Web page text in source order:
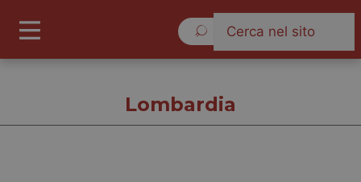
Lombardia